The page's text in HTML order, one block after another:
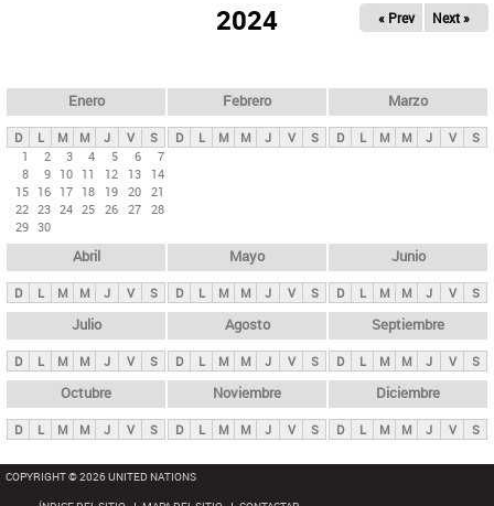
ds
p
n
i
p
a
l
s
2024 « Prev Next »
Enero
D L M M J V
S
1
2 3 4 5 6
7
8
9 10 11 12 13
14
15 16 17 18 19 20 21
22 23 24 25 26 27 28
29 30
Febrero
D L M M J V S
Marzo
D L M M J V S
Abril
D L M M J V S
Mayo
D L M M J V S
Junio
D L M M J V S
Julio
D L M M J V S
Agosto
D L M M J V S
Septiembre
D L M M J V S
Octubre
D L M M J V S
Noviembre
D L M M J V S
Diciembre
D L M M J V S
COPYRIGHT © 2026 UNITED NATIONS